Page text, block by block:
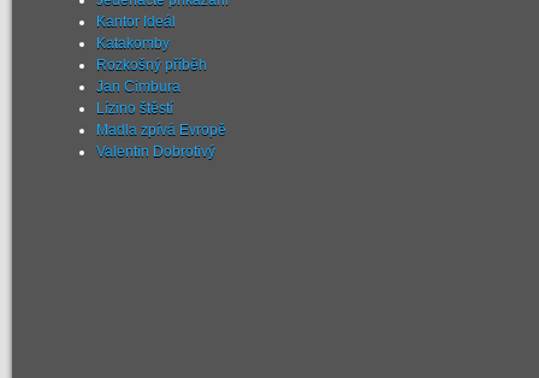
Kantor Ideál
Katakomby
Rozkošný příběh
Jan Cimbura
Lízino štěstí
Madla zpívá Evropě
Valentin Dobrotivý